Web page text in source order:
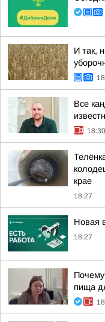
И так,
Все
18:30
крае
18:27
Новая
18:27
пища